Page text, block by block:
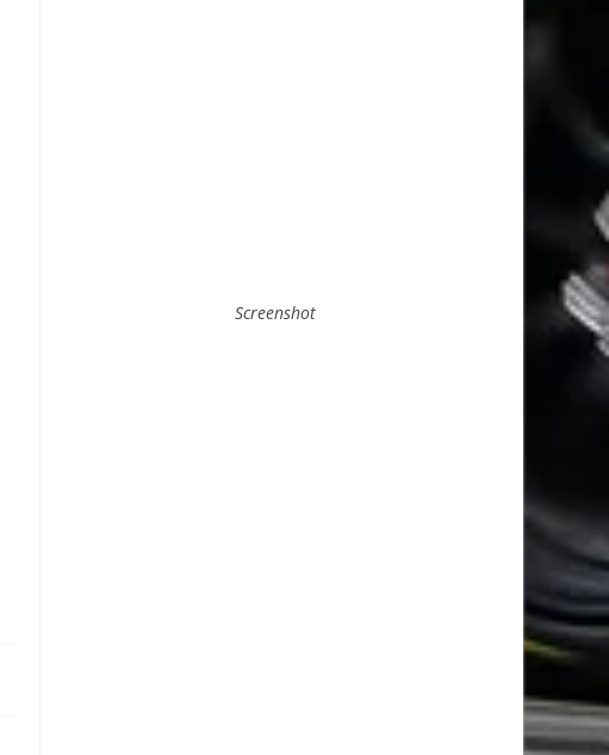
Screenshot